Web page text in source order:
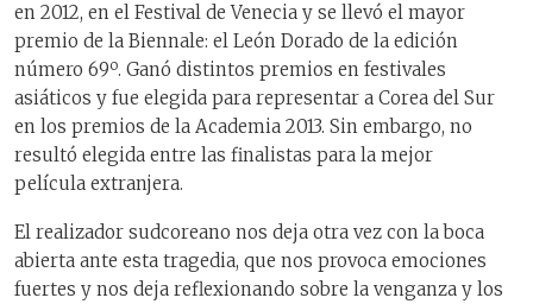
en 2012, en el Festival de Venecia y se llevó el mayor
premio de la Biennale: el León Dorado de la edición
número 69o. Ganó distintos premios en festivales
asiáticos y fue elegida para representar a Corea del Sur
en los premios de la Academia 2013. Sin embargo, no
resultó elegida entre las finalistas para la mejor
película extranjera.
El realizador sudcoreano nos deja otra vez con la boca
abierta ante esta tragedia, que nos provoca emociones
fuertes y nos deja reflexionando sobre la venganza y los